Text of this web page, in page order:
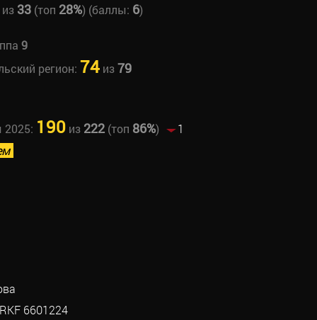
33(топ 28%) (баллы: 6)
9
регион: 74из79
2025: 190из 222(топ 86%)
1
6601224